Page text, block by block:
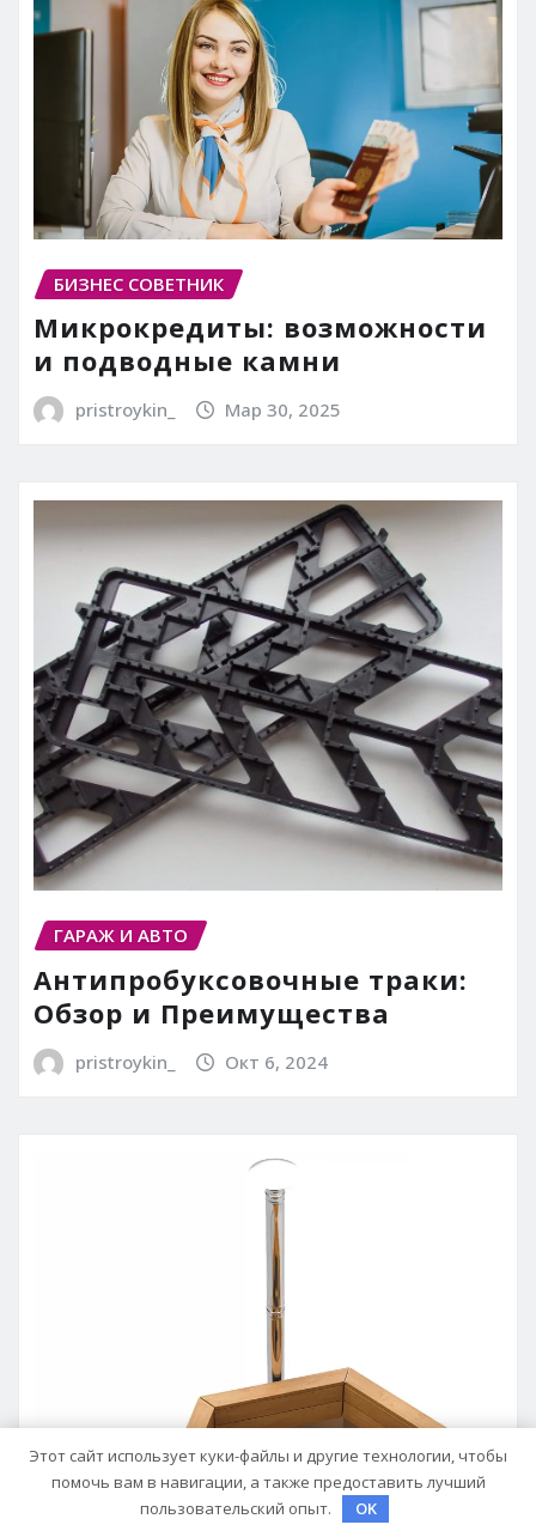
БИЗНЕС СОВЕТНИК
Микрокредиты: возможности
и подводные камни
pristroykin_ Мар 30, 2025
ГАРАЖ И АВТО
Антипробуксовочные траки:
Обзор и Преимущества
pristroykin_ Окт 6, 2024
Этот сайт использует куки-файлы и другие технологии, чтобы
помочь вам в навигации, а также предоставить лучший
пользовательский опыт.
OK